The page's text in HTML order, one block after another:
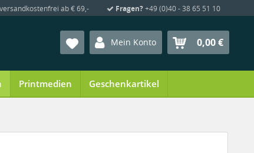
versandkostenfrei ab € 69,- Fragen?+49 (0)40 - 38 65 51 10
Mein Konto 0,00 €
Printmedien Geschenkartikel